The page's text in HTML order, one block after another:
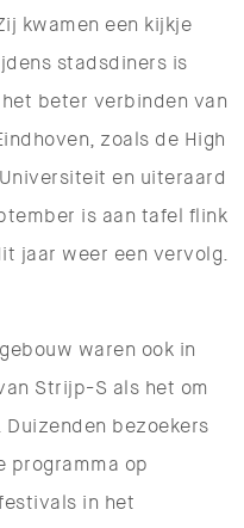
kwamen een kijkje
stadsdiners is
beter verbinden van
zoals de High
en uiteraard
is aan tafel flink
jaar weer een vervolg.
waren ook in
Strijp-S als het om
bezoekers
programma op
in het